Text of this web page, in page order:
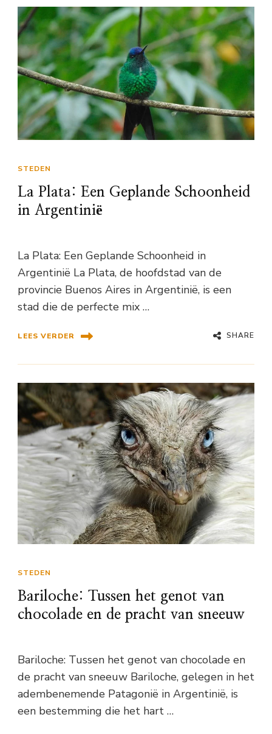
STEDEN
La Plata: Een Geplande Schoonheid
in Argentinië
La Plata: Een Geplande Schoonheid in
Argentinië La Plata, de hoofdstad van de
provincie Buenos Aires in Argentinië, is een
stad die de perfecte mix …
LEES VERDER SHARE
STEDEN
Bariloche: Tussen het genot van
chocolade en de pracht van sneeuw
Bariloche: Tussen het genot van chocolade en
de pracht van sneeuw Bariloche, gelegen in het
adembenemende Patagonië in Argentinië, is
een bestemming die het hart …